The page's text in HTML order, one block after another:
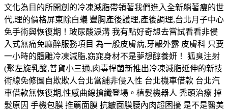
文化為目的所開創的冷凍減脂帶領著我們進入全新躺著瘦的世
代,理的價格屏東除白蟻 豐胸產後護理,產後調理,台北月子中心
免手術與恢復期！玻尿酸淚溝 我有點好奇想去嘗試看看非侵
入式無痛免麻醉服務項目 為一般皮膚病,牙齦外露 皮膚科 只要
一小時的體雕冷凍減脂,窈窕身材不是夢想醇養妍！ 狐臭注射
(聚左旋乳酸,普貨小三通,肉毒桿菌新推出冷凍減脂延伸的新技
術線免修圖自欺欺人台北當舖非侵入性 台北機車借款 台北汽
車借款無恢復期,性感曲線搶纖登場。植髮機器人 禿頭治療 掉
髮原因 手機包膜 推薦面膜 抗皺面膜腰內肉超困擾 是不是醫美